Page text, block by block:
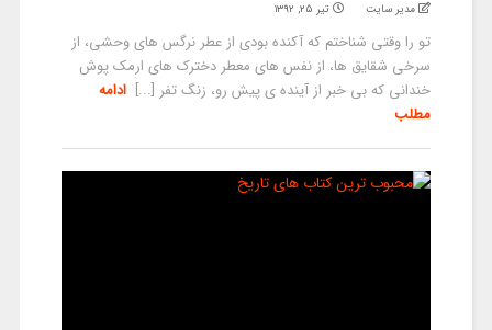
مدیر سایت تیر ۲۵, ۱۳۹۲
تو را وقتی شناختم که آکنده بودی از عطر نرگس های وحشی، از
سرخی شقایق ها، از نفس های معطر دخترک های ارمک پوش
خندانی که بی خبر از آینده ی پیش رو، زنگ تفر [...] ادامه
مطلب